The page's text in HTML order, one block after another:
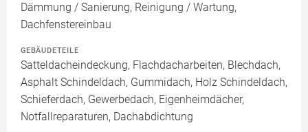
Dämmung / Sanierung, Reinigung / Wartung,
Dachfenstereinbau
GEBÄUDETEILE
Satteldacheindeckung, Flachdacharbeiten, Blechdach,
Asphalt Schindeldach, Gummidach, Holz Schindeldach,
Schieferdach, Gewerbedach, Eigenheimdächer,
Notfallreparaturen, Dachabdichtung